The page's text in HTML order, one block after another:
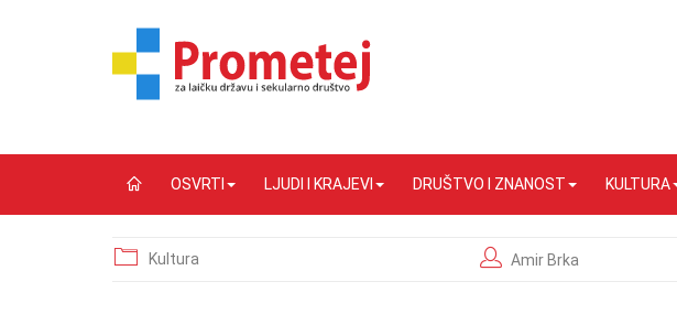
OSVRTI LJUDI I KRAJEVI DRUŠTVO I ZNANOST KULTURA
Kultura Amir Brka